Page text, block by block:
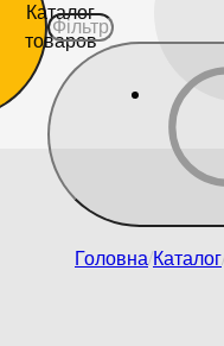
Каталог
товаров
Головна Каталог